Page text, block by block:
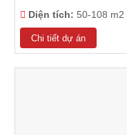
Diện tích: 50-108 m2
Chi tiết dự án